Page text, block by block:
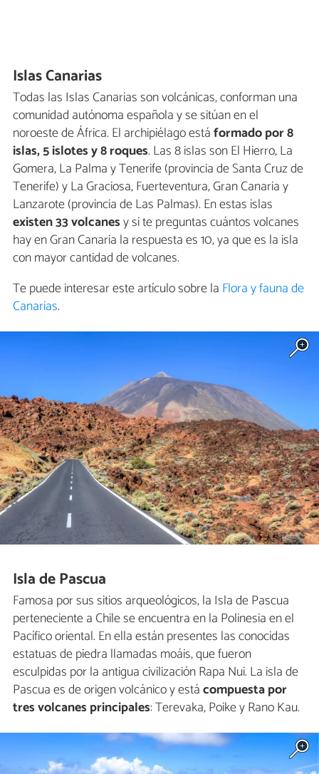
Islas Canarias
Todas las Islas Canarias son volcánicas, conforman una
comunidad autónoma española y se sitúan en el
noroeste de África. El archipiélago estáformado por 8
islas, 5 islotes y 8 roques. Las 8 islas son El Hierro, La
Gomera, La Palma y Tenerife (provincia de Santa Cruz de
Tenerife) y La Graciosa, Fuerteventura, Gran Canaria y
Lanzarote (provincia de Las Palmas). En estas islas
existen 33 volcanesy si te preguntas cuántos volcanes
hay en Gran Canaria la respuesta es 10, ya que es la isla
con mayor cantidad de volcanes.
Te puede interesar este artículo sobre la Flora y fauna de
Canarias.
Isla de Pascua
Famosa por sus sitios arqueológicos, la Isla de Pascua
perteneciente a Chile se encuentra en la Polinesia en el
Pacífico oriental. En ella están presentes las conocidas
estatuas de piedra llamadas moáis, que fueron
esculpidas por la antigua civilización Rapa Nui. La isla de
Pascua es de origen volcánico y estácompuesta por
tres volcanes principales: Terevaka, Poike y Rano Kau.